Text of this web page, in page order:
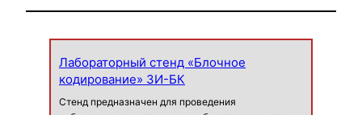
Лабораторный стенд «Блочное
кодирование» ЗИ-БК
Стенд предназначен для проведения